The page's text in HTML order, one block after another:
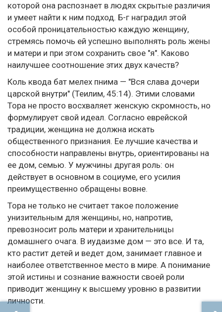
которой она распознает в людях скрытые различия
и умеет найти к ним подход. Б-г наградил этой
особой проницательностью каждую женщину,
стремясь помочь ей успешно выполнять роль жены
и матери и при этом сохранить свое "я". Каково
наилучшее соотношение этих двух качеств?
Коль квода бат мелех пнима — "Вся слава дочери
царской внутри" (Теилим, 45:14). Этими словами
Тора не просто восхваляет женскую скромность, но
формулирует свой идеал. Согласно еврейской
традиции, женщина не должна искать
общественного признания. Ее лучшие качества и
способности направлены внутрь, ориентированы на
ее дом, семью. У мужчины другая роль: он
действует в основном в социуме, его усилия
преимущественно обращены вовне.
Тора не только не считает такое положение
унизительным для женщины, но, напротив,
превозносит роль матери и хранительницы
домашнего очага. В иудаизме дом — это все. И та,
кто растит детей и ведет дом, занимает главное и
наиболее ответственное место в мире. А понимание
этой истины и сознание важности своей роли
приводит женщину к высшему уровню в развитии
личности.